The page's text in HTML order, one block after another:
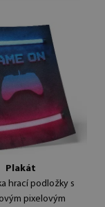
Plakát
hrací podložky s
pixelovým